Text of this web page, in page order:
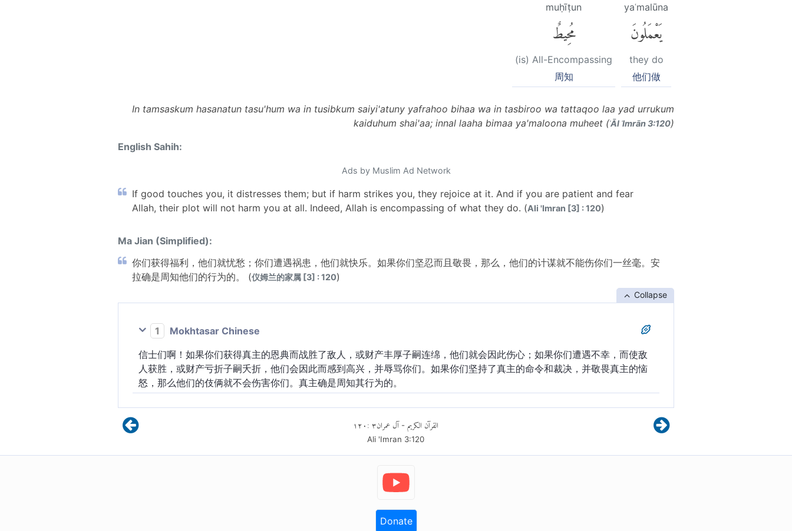
yaʿmalūna
يَعْمَلُونَ
they do
他们做
muḥīṭun
مُحِيطٌ
(is) All-Encompassing
周知
In tamsaskum hasanatun tasu'hum wa in tusibkum saiyi'atuny yafrahoo bihaa wa in tasbiroo wa tattaqoo laa yad urrukum
kaiduhum shai'aa; innal laaha bimaa ya'maloona muheet (ʾĀl ʿImrān 3:120)
English Sahih:
Ads by Muslim Ad Network
If good touches you, it distresses them; but if harm strikes you, they rejoice at it. And if you are patient and fear
Allah, their plot will not harm you at all. Indeed, Allah is encompassing of what they do. (Ali 'Imran [3] : 120)
Ma Jian (Simplified):
你们获得福利，他们就忧愁；你们遭遇祸患，他们就快乐。如果你们坚忍而且敬畏，那么，他们的计谋就不能伤你们一丝毫。安
拉确是周知他们的行为的。 (仪姆兰的家属 [3] : 120)
Collapse
1
Mokhtasar Chinese
信士们啊！如果你们获得真主的恩典而战胜了敌人，或财产丰厚子嗣连绵，他们就会因此伤心；如果你们遭遇不幸，而使敌
人获胜，或财产亏折子嗣夭折，他们会因此而感到高兴，并辱骂你们。如果你们坚持了真主的命令和裁决，并敬畏真主的恼
怒，那么他们的伎俩就不会伤害你们。真主确是周知其行为的。
القرآن الكريم - آل عمران٣:١٢٠
Ali 'Imran 3:120
Donate